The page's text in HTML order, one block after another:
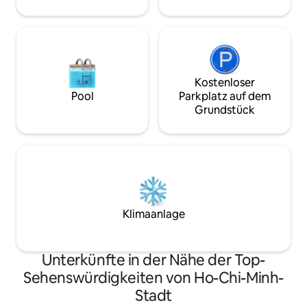
Pool
Kostenloser
Parkplatz auf dem
Grundstück
Klimaanlage
Unterkünfte in der Nähe der Top-
Sehenswürdigkeiten von Ho-Chi-Minh-
Stadt